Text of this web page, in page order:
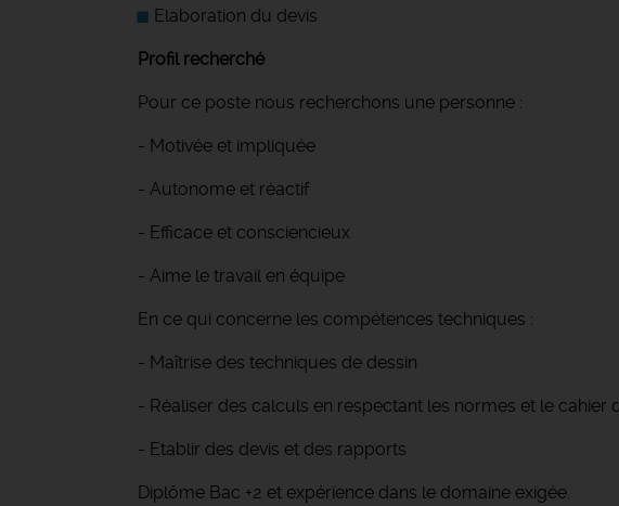
Elaboration du devis
Profil recherché
Pour ce poste nous recherchons une personne :
- Motivée et impliquée
- Autonome et réactif
- Efficace et consciencieux
- Aime le travail en équipe
En ce qui concerne les compétences techniques :
- Maîtrise des techniques de dessin
- Réaliser des calculs en respectant les normes et le cahier
- Etablir des devis et des rapports
Diplôme Bac +2 et expérience dans le domaine exigée.